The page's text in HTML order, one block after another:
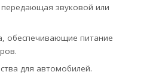
звуковой или
обеспечивающие питание
для автомобилей.